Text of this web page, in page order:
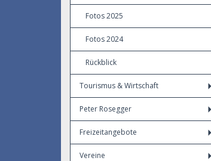
Fotos 2025
Fotos 2024
Rückblick
Tourismus & Wirtschaft
Peter Rosegger
Freizeitangebote
Vereine